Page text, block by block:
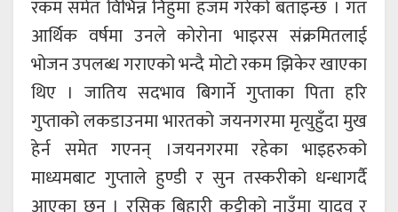
रकम समेत विभिन्न निहुँमा हजम गरेको बताइन्छ । गत
आर्थिक वर्षमा उनले कोरोना भाइरस संक्रमितलाई
भोजन उपलब्ध गराएको भन्दै मोटो रकम झिकेर खाएका
थिए । जातिय सदभाव बिगार्ने गुप्ताका पिता हरि
गुप्ताको लकडाउनमा भारतको जयनगरमा मृत्युहुँदा मुख
हेर्न समेत गएनन् ।जयनगरमा रहेका भाइहरुको
माध्यमबाट गुप्ताले हुण्डी र सुन तस्करीको धन्धागर्दै